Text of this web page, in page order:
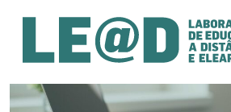
Ir para o conteúdo principal
Informações de acessibilidade
Mapa do site